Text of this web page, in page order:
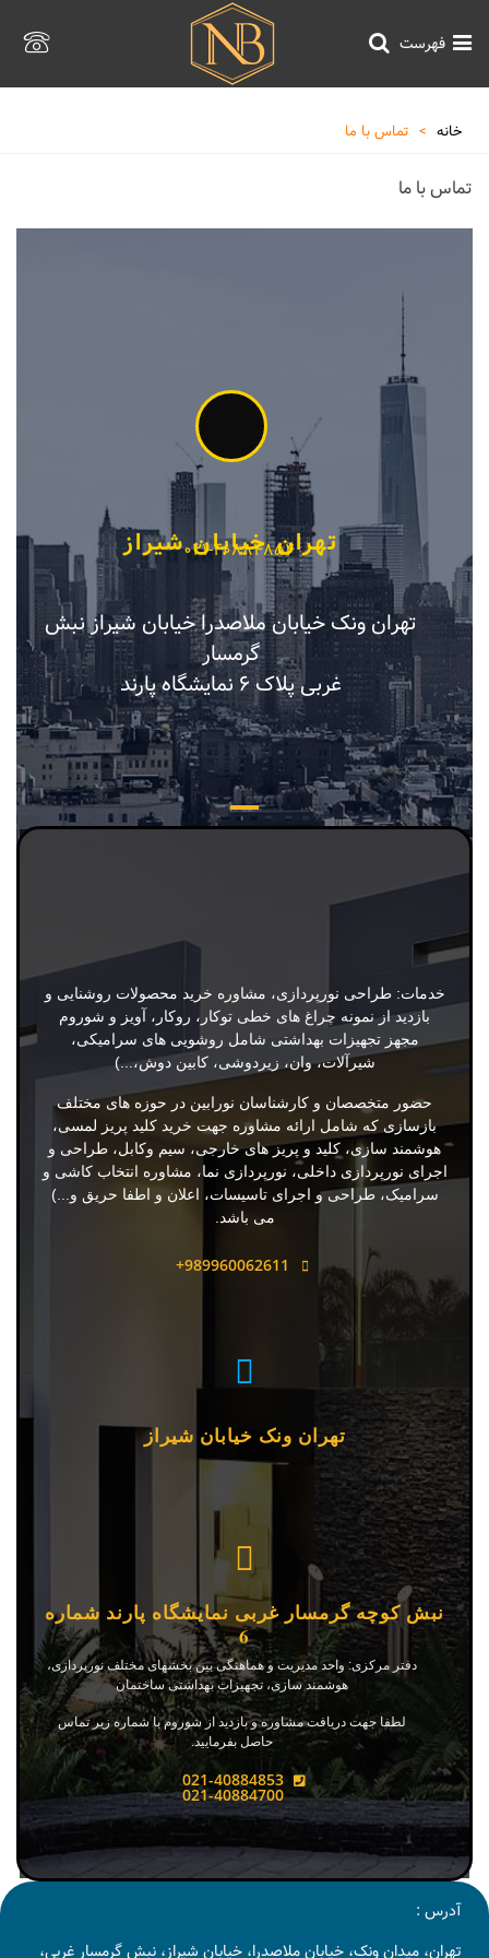
فهرست
خانه > تماس با ما
تماس با ما
تهران خیابان شیراز
تهران ونک خیابان ملاصدرا خیابان شیراز نبش
گرمسار
غربی پلاک 6 نمایشگاه پارند
021-40884854
خدمات: طراحی نورپردازی، مشاوره خرید محصولات روشنایی و
بازدید از نمونه چراغ های خطی توکار، روکار، آویز و شوروم
مجهز تجهیزات بهداشتی شامل روشویی های سرامیکی،
شیرآلات، وان، زیردوشی، کابین دوش،...)
حضور متخصصان و کارشناسان نورابین در حوزه های مختلف
بازسازی که شامل ارائه مشاوره جهت خرید کلید پریز لمسی،
هوشمند سازی، کلید و پریز های خارجی، سیم وکابل، طراحی و
اجرای نورپردازی داخلی، نورپردازی نما، مشاوره انتخاب کاشی و
سرامیک، طراحی و اجرای تاسیسات، اعلان و اطفا حریق و...)
می باشد.
989960062611+
تهران ونک خیابان شیراز
نبش کوچه گرمسار غربی نمایشگاه پارند شماره
6
دفتر مرکزی: واحد مدیریت و هماهنگی بین بخشهای مختلف نورپردازی،
هوشمند سازی، تجهیزات بهداشتی ساختمان
لطفا جهت دریافت مشاوره و بازدید از شوروم با شماره زیر تماس
حاصل بفرمایید.
021-40884853
021-40884700
آدرس :
تهران، میدان ونک، خیابان ملاصدرا، خیابان شیراز، نبش گرمسار غربی،